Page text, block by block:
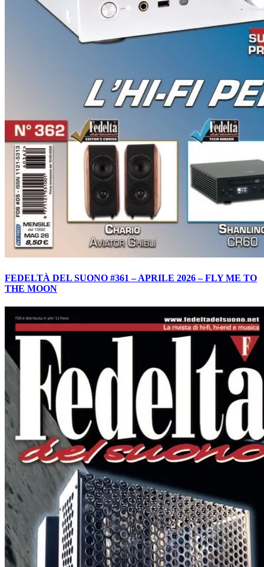
FEDELTÀ DEL SUONO #361 – APRILE 2026 – FLY ME TO
THE MOON